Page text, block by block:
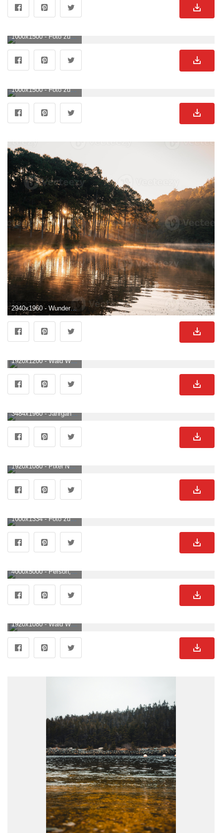
1000x1500 - Foto zum Thema See tagsüber von Bäumen und Bergen umgeben. Wald See Bild.
1000x1500 - Foto zum Thema Ein Gewässer umgeben von einem Wald. Wald See Hintergrundbild für Handy.
2940x1960 - Wunderschöner Natursee Und Wald Am Morgen 6240373 Stock Photo Bei Vecteezy. Wald See Bild.
1920x1200 - Wald Wallpaper KOSTENLOS. Wald See Hintergrund .
3484x1960 - Jahrgang Hintergrund Von Wald Landschaft Mit See, Pflanzen, Bäume, Vögel. 24076974 Stock Photo Bei Vecteezy. Wald See Hintergrundbild.
1920x1080 - Pixel Natur Wallpaper KOSTENLOS. Wald See BildHD 1080p .
1000x1334 - Foto zum Thema Blick auf ein Gewässer durch einige Bäume. Wald See Hintergrundbild für Handy.
4000x5000 - Person, Die See Unter Den Weißen Wolken Zeigt · Kostenloses Stock Foto. Wald See Hintergrundbild.
1920x1080 - Wald Wallpaper KOSTENLOS. Wald See HintergrundbildHD 1080p .